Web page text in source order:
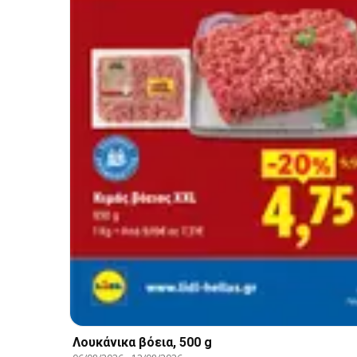
Λουκάνικα βόεια, 500 g